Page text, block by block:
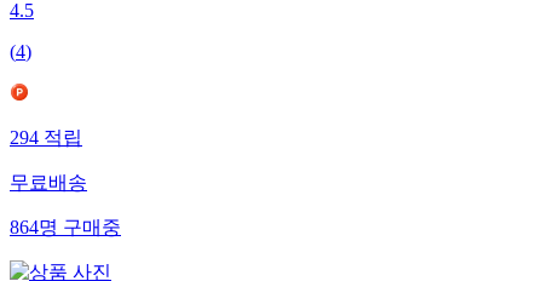
4.5
(4)
294적립
무료배송
864명구매중